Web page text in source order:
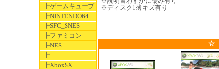
┣ゲームキューブ
┣NINTENDO64
┣SFC_SNES
┣ファミコン
┣NES
┣
┣XboxSX
※ディスク1薄キズ有り
☆